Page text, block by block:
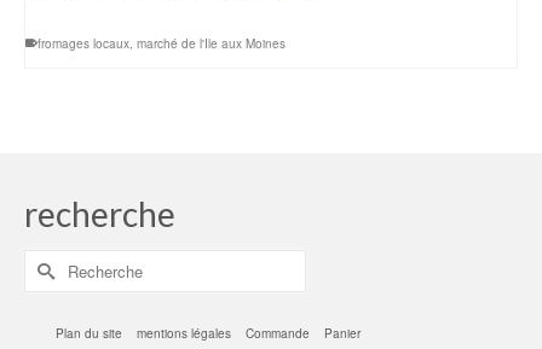
fromages locaux, marché de l'Ile aux Moines
recherche
Rechercher :
Plan du site mentions légales Commande Panier